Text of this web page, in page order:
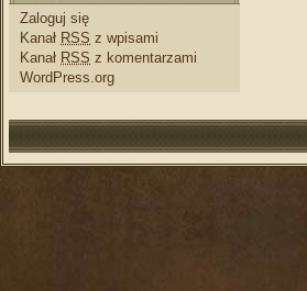
Zaloguj się
Kanał RSS z wpisami
Kanał RSS z komentarzami
WordPress.org